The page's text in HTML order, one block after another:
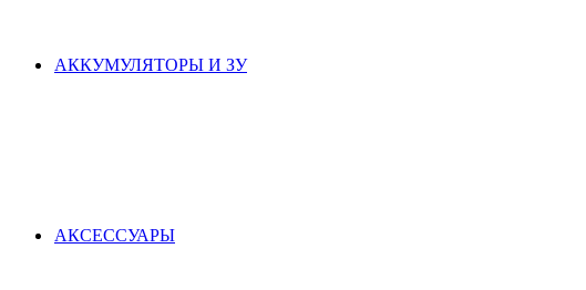
АККУМУЛЯТОРЫ И ЗУ
АКСЕСCУАРЫ